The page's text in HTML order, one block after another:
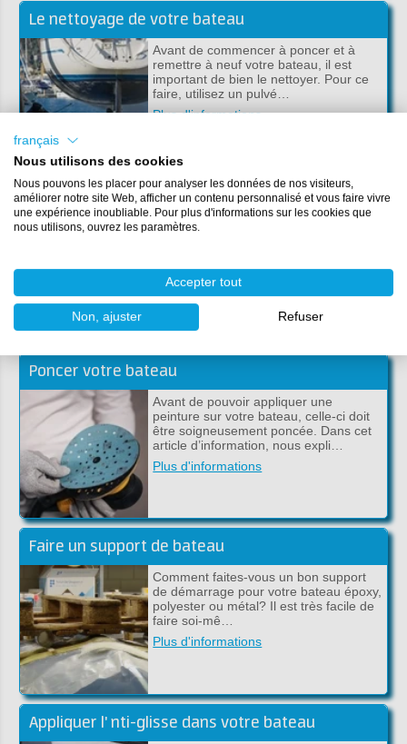
Le nettoyage de votre bateau
Avant de commencer à poncer et à
remettre à neuf votre bateau, il est
important de bien le nettoyer. Pour ce
faire, utilisez un pulvé…
Plus d'informations
Apprêt de la coque avec revêtement HB
Assurez-vous de dégraisser et de
l’appr…
Plus d'informations
Poncer votre bateau
Avant de pouvoir appliquer une
peinture sur votre bateau, celle-ci doit
être soigneusement poncée. Dans cet
article d’information, nous expli…
Plus d'informations
Faire un support de bateau
Comment faites-vous un bon support
de démarrage pour votre bateau époxy,
polyester ou métal? Il est très facile de
faire soi-mê…
Plus d'informations
Appliquer l' nti-glisse dans votre bateau
français
Nous utilisons des cookies
Nous pouvons les placer pour analyser les données de nos visiteurs,
améliorer notre site Web, afficher un contenu personnalisé et vous faire vivre
une expérience inoubliable. Pour plus d'informations sur les cookies que
nous utilisons, ouvrez les paramètres.
Accepter tout
Non, ajuster Refuser